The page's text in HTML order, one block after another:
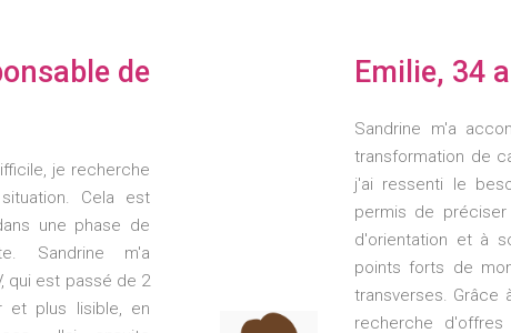
de
je recherche
Cela est
une phase de
Sandrine m'a
qui est passé de 2
et plus lisible, en
Emilie, 34
Sandrine m'a
transformation de
j'ai ressenti le
permis de
d'orientation et à
points forts de
transverses. Grâce
recherche